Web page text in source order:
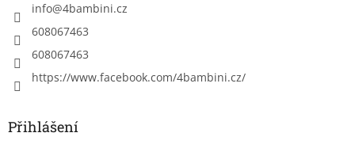
info@4bambini.cz
608067463
608067463
https://www.facebook.com/4bambini.cz/
Přihlášení